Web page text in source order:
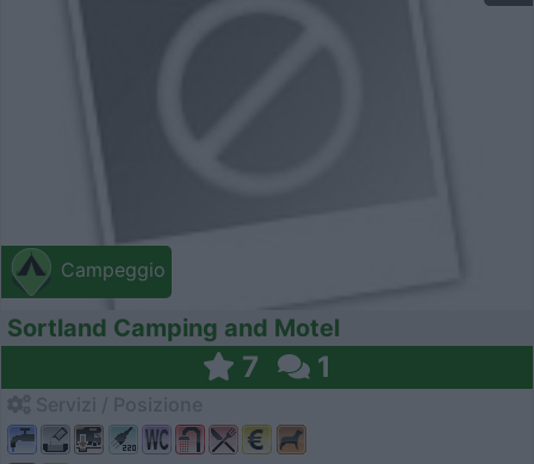
Campeggio
Sortland Camping and Motel
7 1